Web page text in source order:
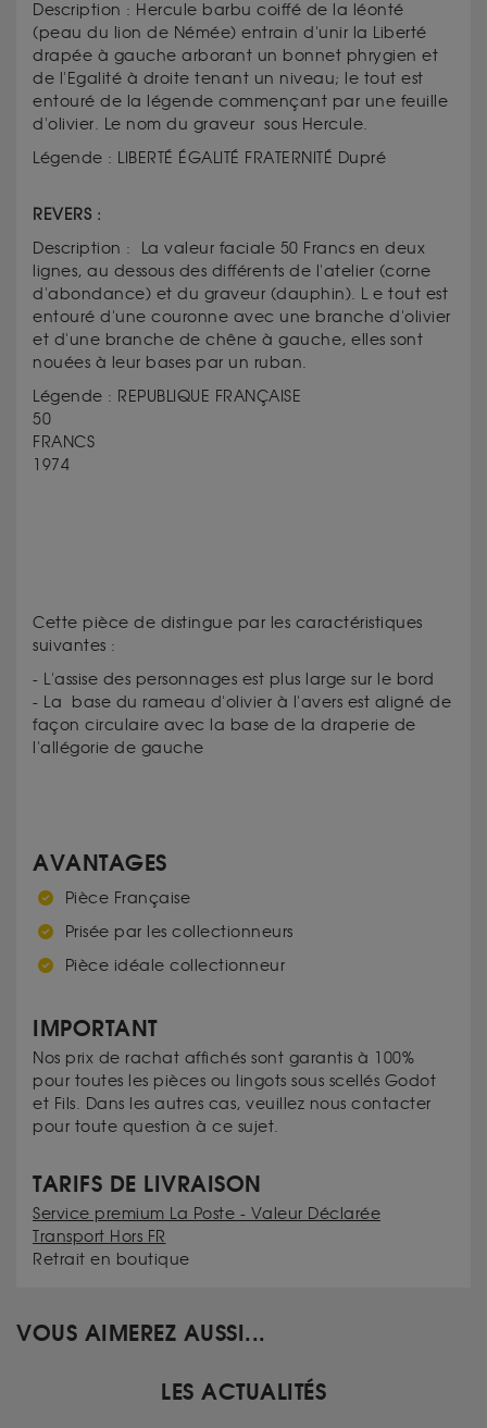
Description : Hercule barbu coiffé de la léonté
(peau du lion de Némée) entrain d'unir la Liberté
drapée à gauche arborant un bonnet phrygien et
de l'Egalité à droite tenant un niveau; le tout est
entouré de la légende commençant par une feuille
d'olivier. Le nom du graveur sous Hercule.
Légende : LIBERTÉ ÉGALITÉ FRATERNITÉ Dupré
REVERS :
Description : La valeur faciale 50 Francs en deux
lignes, au dessous des différents de l'atelier (corne
d'abondance) et du graveur (dauphin). L e tout est
entouré d'une couronne avec une branche d'olivier
et d'une branche de chêne à gauche, elles sont
nouées à leur bases par un ruban.
Légende : REPUBLIQUE FRANÇAISE
50
FRANCS
1974
Cette pièce de distingue par les caractéristiques
suivantes :
- L'assise des personnages est plus large sur le bord
- La base du rameau d'olivier à l'avers est aligné de
façon circulaire avec la base de la draperie de
l'allégorie de gauche
AVANTAGES
Pièce Française
Prisée par les collectionneurs
Pièce idéale collectionneur
IMPORTANT
Nos prix de rachat affichés sont garantis à 100%
pour toutes les pièces ou lingots sous scellés Godot
et Fils. Dans les autres cas, veuillez nous contacter
pour toute question à ce sujet.
TARIFS DE LIVRAISON
Service premium La Poste - Valeur Déclarée
Transport Hors FR
Retrait en boutique
VOUS AIMEREZ AUSSI...
LES ACTUALITÉS